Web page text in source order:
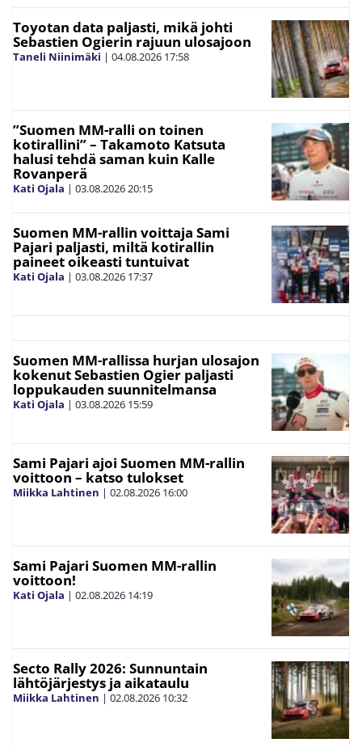
Toyotan data paljasti, mikä johti
Sebastien Ogierin rajuun ulosajoon
Taneli Niinimäki | 04.08.2026 17:58
”Suomen MM-ralli on toinen
kotirallini” – Takamoto Katsuta
halusi tehdä saman kuin Kalle
Rovanperä
Kati Ojala | 03.08.202620:15
Suomen MM-rallin voittaja Sami
Pajari paljasti, miltä kotirallin
paineet oikeasti tuntuivat
Kati Ojala | 03.08.2026 17:37
Suomen MM-rallissa hurjan ulosajon
kokenut Sebastien Ogier paljasti
loppukauden suunnitelmansa
Kati Ojala | 03.08.2026 15:59
Sami Pajari ajoi Suomen MM-rallin
voittoon – katso tulokset
Miikka Lahtinen | 02.08.2026 16:00
Sami Pajari Suomen MM-rallin
voittoon!
Kati Ojala | 02.08.2026 14:19
Secto Rally 2026: Sunnuntain
lähtöjärjestys ja aikataulu
Miikka Lahtinen | 02.08.2026 10:32